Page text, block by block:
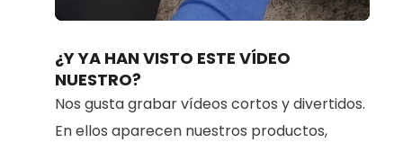
Loaded:
70.98%
¿Y YA HAN VISTO ESTE VÍDEO
NUESTRO?
Nos gusta grabar vídeos cortos y divertidos.
En ellos aparecen nuestros productos,